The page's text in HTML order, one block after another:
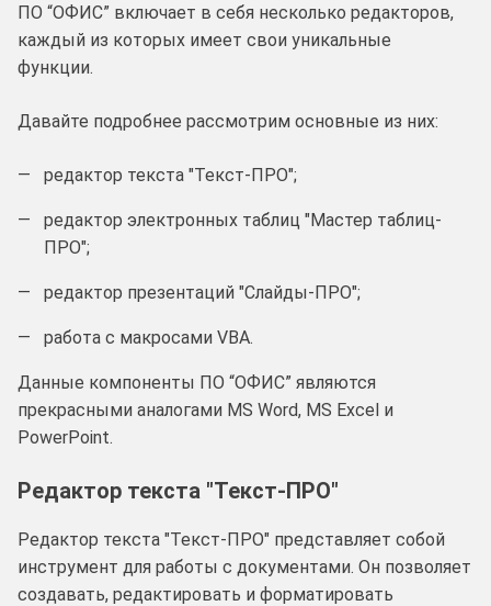
ПО “ОФИС” включает в себя несколько редакторов,
каждый из которых имеет свои уникальные
функции.
Давайте подробнее рассмотрим основные из них:
редактор текста "Текст-ПРО";
редактор электронных таблиц "Мастер таблиц-
ПРО";
редактор презентаций "Слайды-ПРО";
работа с макросами VBA.
Данные компоненты ПО “ОФИС” являются
прекрасными аналогами MS Word, MS Excel и
PowerPoint.
Редактор текста "Текст-ПРО"
Редактор текста "Текст-ПРО" представляет собой
инструмент для работы с документами. Он позволяет
создавать, редактировать и форматировать